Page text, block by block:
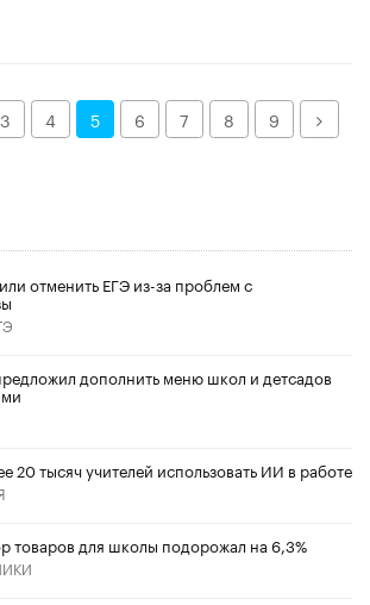
3 4 5 6 7 8 9 Далее
отменить ЕГЭ из-за проблем с
дополнить меню школ и детсадов
20 тысяч учителей использовать ИИ в работе
товаров для школы подорожал на 6,3%